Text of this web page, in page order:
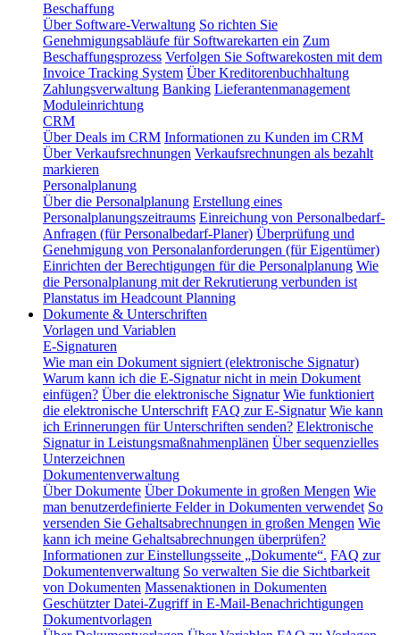
Beschaffung
Über Software-Verwaltung So richten Sie
Genehmigungsabläufe für Softwarekarten ein Zum
Beschaffungsprozess Verfolgen Sie Softwarekosten mit dem
Invoice Tracking System Über Kreditorenbuchhaltung
Zahlungsverwaltung Banking Lieferantenmanagement
Moduleinrichtung
CRM
Über Deals im CRM Informationen zu Kunden im CRM
Über Verkaufsrechnungen Verkaufsrechnungen als bezahlt
markieren
Personalplanung
Über die Personalplanung Erstellung eines
Personalplanungszeitraums Einreichung von Personalbedarf-
Anfragen (für Personalbedarf-Planer) Überprüfung und
Genehmigung von Personalanforderungen (für Eigentümer)
Einrichten der Berechtigungen für die Personalplanung Wie
die Personalplanung mit der Rekrutierung verbunden ist
Planstatus im Headcount Planning
Dokumente & Unterschriften
Vorlagen und Variablen
E-Signaturen
Wie man ein Dokument signiert (elektronische Signatur)
Warum kann ich die E-Signatur nicht in mein Dokument
einfügen? Über die elektronische Signatur Wie funktioniert
die elektronische Unterschrift FAQ zur E-Signatur Wie kann
ich Erinnerungen für Unterschriften senden? Elektronische
Signatur in Leistungsmaßnahmenplänen Über sequenzielles
Unterzeichnen
Dokumentenverwaltung
Über Dokumente Über Dokumente in großen Mengen Wie
man benutzerdefinierte Felder in Dokumenten verwendet So
versenden Sie Gehaltsabrechnungen in großen Mengen Wie
kann ich meine Gehaltsabrechnungen überprüfen?
Informationen zur Einstellungsseite „Dokumente“. FAQ zur
Dokumentenverwaltung So verwalten Sie die Sichtbarkeit
von Dokumenten Massenaktionen in Dokumenten
Geschützter Datei-Zugriff in E-Mail-Benachrichtigungen
Dokumentvorlagen